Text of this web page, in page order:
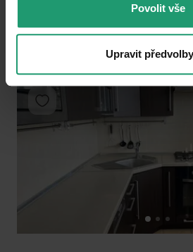
Povolit vše
Upravit předvolby
15000+ 1410(312.5 / m²)
12 3
Add to favorites